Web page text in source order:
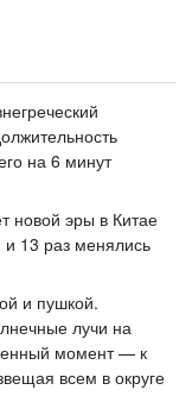
на 6 минут
новой эры в Китае
13 раз менялись
и пушкой.
лучи на
момент — к
всем в округе